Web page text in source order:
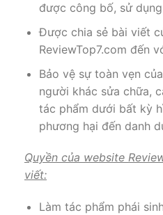
được công bố, sử dụng
Được chia sẻ bài viết
ReviewTop7.com đến
Bảo vệ sự toàn vẹn
người khác sửa chữa,
tác phẩm dưới bất kỳ
phương hại đến danh
Quyền của website
viết:
Làm tác phẩm phái